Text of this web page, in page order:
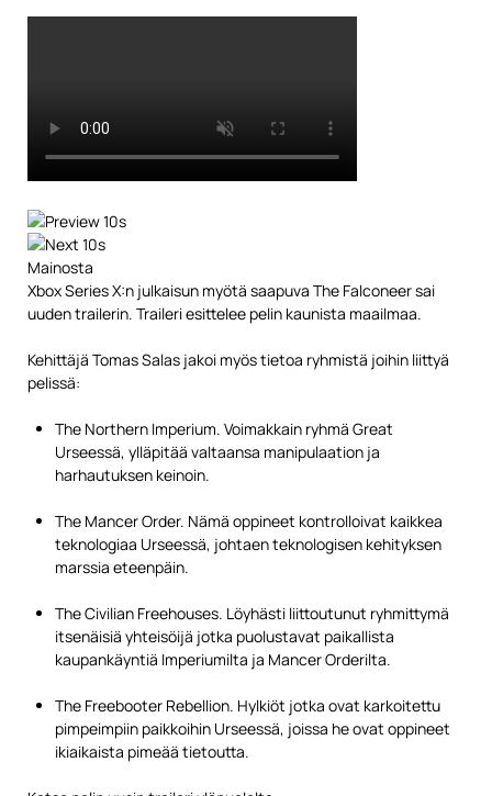
Mainosta
Xbox Series X:n julkaisun myötä saapuva The Falconeer sai
uuden trailerin. Traileri esittelee pelin kaunista maailmaa.
Kehittäjä Tomas Salas jakoi myös tietoa ryhmistä joihin liittyä
pelissä:
The Northern Imperium. Voimakkain ryhmä Great
Urseessä, ylläpitää valtaansa manipulaation ja
harhautuksen keinoin.
The Mancer Order. Nämä oppineet kontrolloivat kaikkea
teknologiaa Urseessä, johtaen teknologisen kehityksen
marssia eteenpäin.
The Civilian Freehouses. Löyhästi liittoutunut ryhmittymä
itsenäisiä yhteisöijä jotka puolustavat paikallista
kaupankäyntiä Imperiumilta ja Mancer Orderilta.
The Freebooter Rebellion. Hylkiöt jotka ovat karkoitettu
pimpeimpiin paikkoihin Urseessä, joissa he ovat oppineet
ikiaikaista pimeää tietoutta.